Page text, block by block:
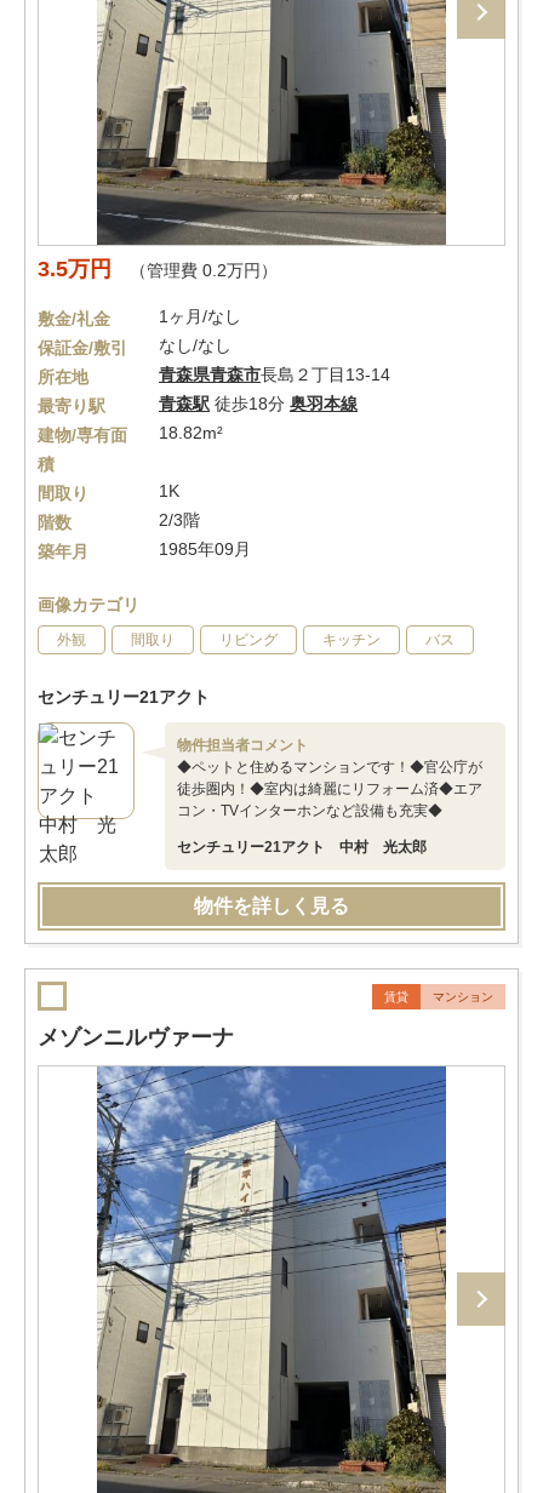
3.5万円 （管理費 0.2万円）
敷金/礼金
1ヶ月/なし
保証金/敷引
なし/なし
所在地
青森県青森市長島２丁目13-14
最寄り駅
青森駅 徒歩18分 奥羽本線
建物/専有面
積
18.82m²
間取り
1K
階数
2/3階
築年月
1985年09月
画像カテゴリ
外観 間取り リビング キッチン バス
センチュリー21アクト
物件担当者コメント
◆ペットと住めるマンションです！◆官公庁が
徒歩圏内！◆室内は綺麗にリフォーム済◆エア
コン・TVインターホンなど設備も充実◆
センチュリー21アクト 中村 光太郎
物件を詳しく見る
賃貸 マンション
メゾンニルヴァーナ